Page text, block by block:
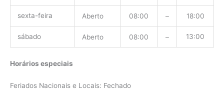
sexta-feira Aberto 08:00 – 18:00
sábado Aberto 08:00 – 13:00
Horários especiais
Feriados Nacionais e Locais: Fechado